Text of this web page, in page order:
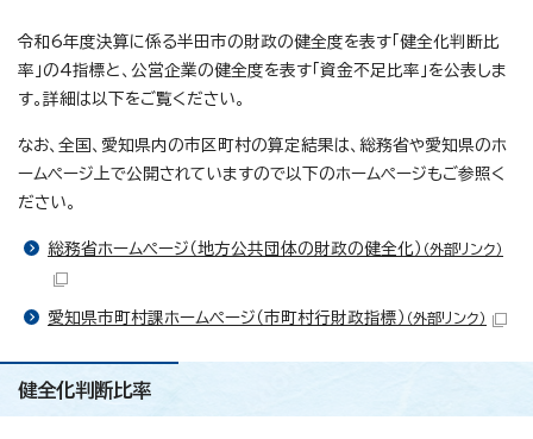
令和6年度決算に係る半田市の財政の健全度を表す「健全化判断比
率」の4指標と、公営企業の健全度を表す「資金不足比率」を公表しま
す。詳細は以下をご覧ください。
なお、全国、愛知県内の市区町村の算定結果は、総務省や愛知県のホ
ームページ上で公開されていますので以下のホームページもご参照く
ださい。
総務省ホームページ（地方公共団体の財政の健全化） （外部リンク）
愛知県市町村課ホームページ（市町村行財政指標） （外部リンク）
健全化判断比率